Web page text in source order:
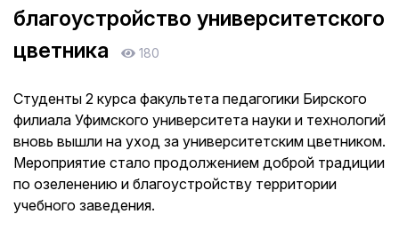
благоустройство университетского
цветника
180
Студенты 2 курса факультета педагогики Бирского
филиала Уфимского университета науки и технологий
вновь вышли на уход за университетским цветником.
Мероприятие стало продолжением доброй традиции
по озеленению и благоустройству территории
учебного заведения.